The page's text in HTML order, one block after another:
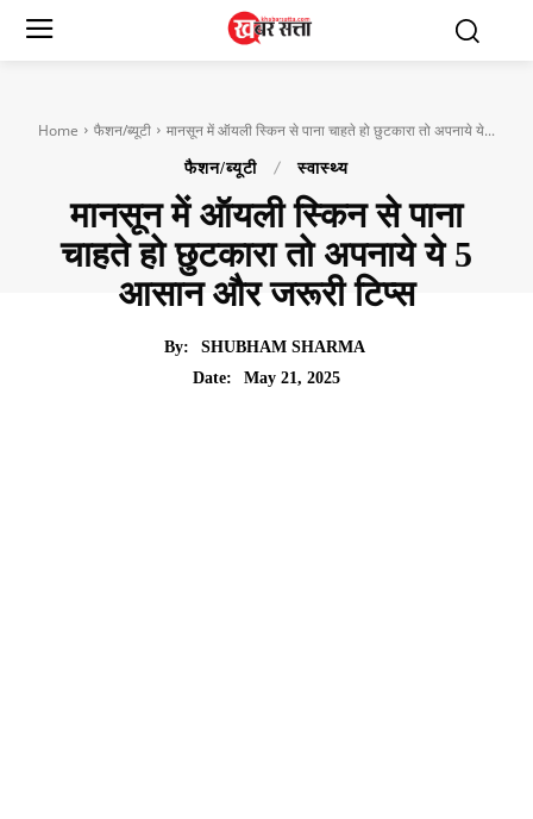
Home फैशन/ब्यूटी मानसून में ऑयली स्किन से पाना चाहते हो छुटकारा तो अपनाये ये...
फैशन/ब्यूटी स्वास्थ्य
मानसून में ऑयली स्किन से पाना
चाहते हो छुटकारा तो अपनाये ये 5
आसान और जरूरी टिप्स
By:
SHUBHAM SHARMA
Date:
May 21, 2025